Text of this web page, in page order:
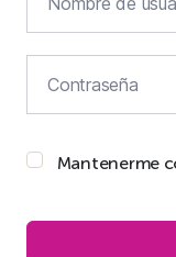
Mantenerme